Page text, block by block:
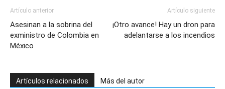
Artículo anterior
Asesinan a la sobrina del
exministro de Colombia en
México
Artículo siguiente
¡Otro avance! Hay un dron para
adelantarse a los incendios
Artículos relacionados Más del autor